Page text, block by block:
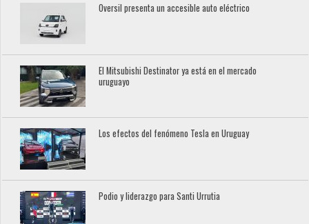
Oversil presenta un accesible auto eléctrico
El Mitsubishi Destinator ya está en el mercado
uruguayo
Los efectos del fenómeno Tesla en Uruguay
Podio y liderazgo para Santi Urrutia